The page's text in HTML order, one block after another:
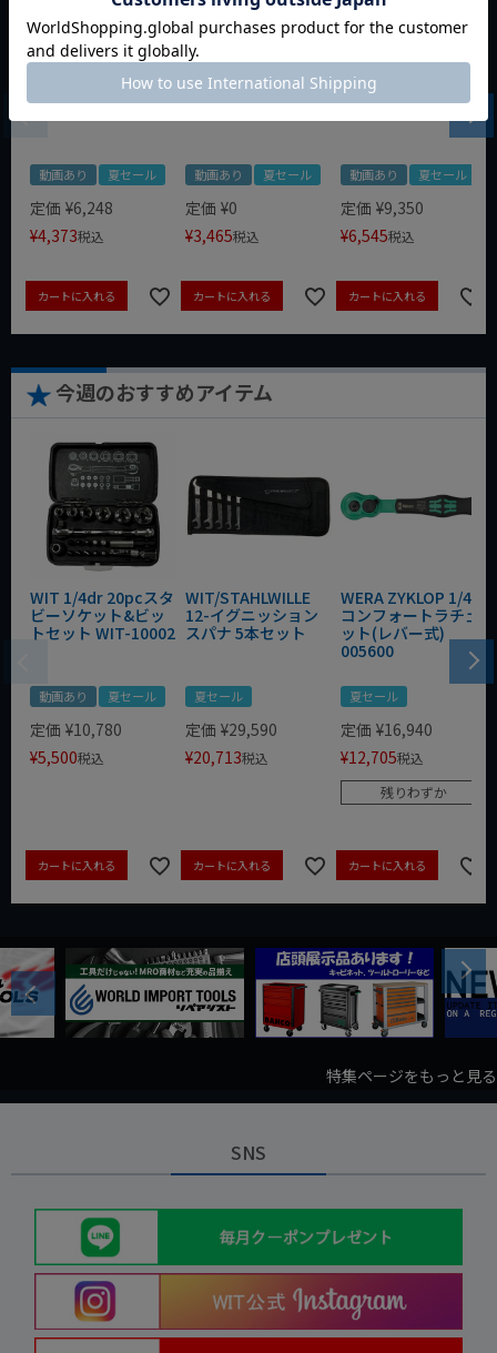
WIT マルチアングル
クィックツール CL-
動画あり 夏セール
定価 ¥6,248
¥4,373税込
カートに入れる
WIT マグネットツー
ルマット ブラック
動画あり 夏セール
定価 ¥0
¥3,465税込
カートに入れる
クニペックス コブラ
クイックセット
動画あり 夏セール
定価 ¥9,350
¥6,545税込
カートに入れる
今週のおすすめアイテム
WIT 1/4dr 20pcスタ
ビーソケット&ビッ
トセット WIT-10002
動画あり 夏セール
定価 ¥10,780
¥5,500税込
カートに入れる
WIT/STAHLWILLE
12-イグニッション
スパナ 5本セット
夏セール
定価 ¥29,590
¥20,713税込
カートに入れる
WERA ZYKLOP 1/4"
コンフォートラチェ
ット(レバー式)
005600
夏セール
定価 ¥16,940
¥12,705税込
残りわずか
カートに入れる
Previous
Next
特集ページをもっと見る
SNS